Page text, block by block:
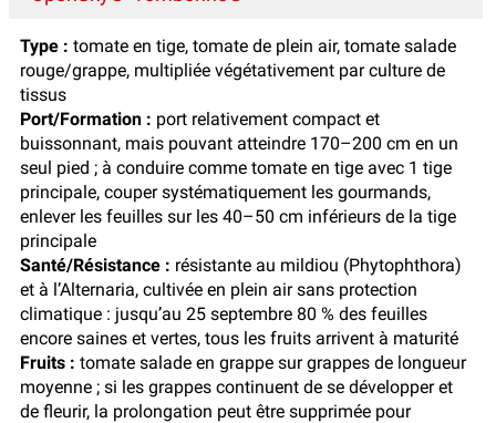
Type : tomate en tige, tomate de plein air, tomate salade
rouge/grappe, multipliée végétativement par culture de
tissus
Port/Formation : port relativement compact et
buissonnant, mais pouvant atteindre 170–200 cm en un
seul pied ; à conduire comme tomate en tige avec 1 tige
principale, couper systématiquement les gourmands,
enlever les feuilles sur les 40–50 cm inférieurs de la tige
principale
Santé/Résistance : résistante au mildiou (Phytophthora)
et à l’Alternaria, cultivée en plein air sans protection
climatique : jusqu’au 25 septembre 80 % des feuilles
encore saines et vertes, tous les fruits arrivent à maturité
Fruits : tomate salade en grappe sur grappes de longueur
moyenne ; si les grappes continuent de se développer et
de fleurir, la prolongation peut être supprimée pour